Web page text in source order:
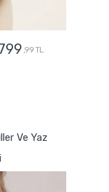
,99 TL
Ve Yaz